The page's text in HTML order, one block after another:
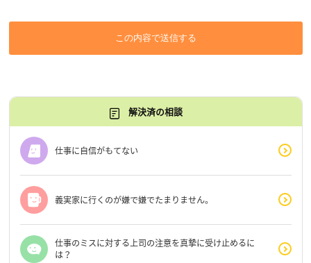
この内容で送信する
解決済の相談
仕事に自信がもてない
義実家に行くのが嫌で嫌でたまりません。
仕事のミスに対する上司の注意を真摯に受け止めるに
は？